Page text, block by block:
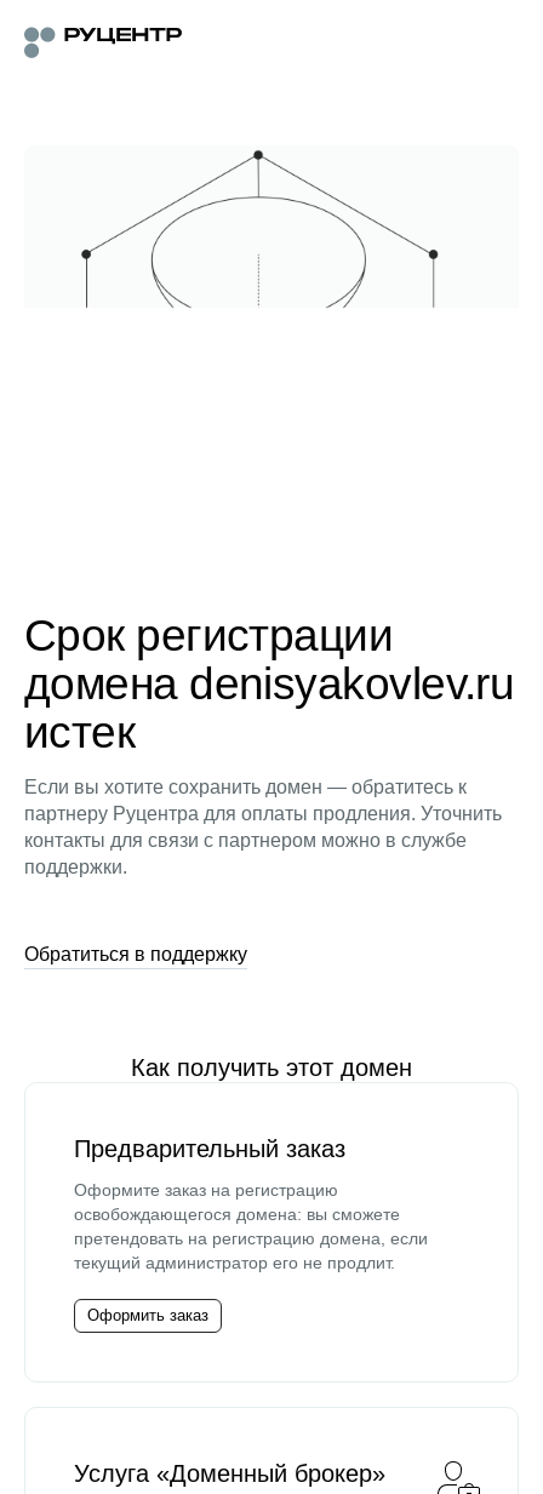
Срок регистрации
домена denisyakovlev.ru
истек
Если вы хотите сохранить домен — обратитесь к
партнеру Руцентра для оплаты продления. Уточнить
контакты для связи с партнером можно в службе
поддержки.
Обратиться в поддержку
Как получить этот домен
Предварительный заказ
Оформите заказ на регистрацию
освобождающегося домена: вы сможете
претендовать на регистрацию домена, если
текущий администратор его не продлит.
Оформить заказ
Услуга «Доменный брокер»